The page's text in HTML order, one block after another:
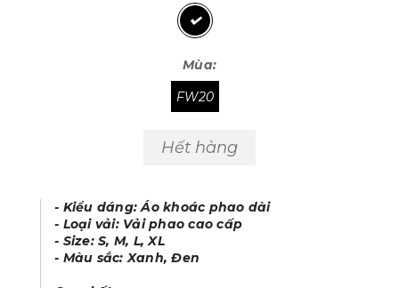
Mùa:
FW20
Hết hàng
- Kiểu dáng: Áo khoác phao dài
- Loại vải: Vải phao cao cấp
- Size: S, M, L, XL
- Màu sắc: Xanh, Đen